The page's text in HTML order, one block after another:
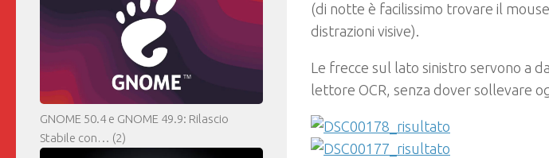
(di notte è facilissimo trovare il
distrazioni visive).
Le frecce sul lato sinistro servono a
lettore OCR, senza dover sollevare
GNOME 50.4 e GNOME 49.9: Rilascio
Stabile con… (2)